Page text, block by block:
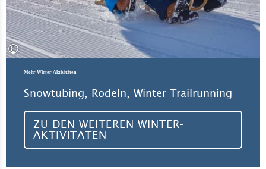
©
Mehr Winter Aktivitäten
Snowtubing, Rodeln, Winter Trailrunning
ZU DEN WEITEREN WINTER-
AKTIVITÄTEN